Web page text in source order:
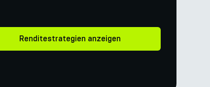
Renditestrategien anzeigen